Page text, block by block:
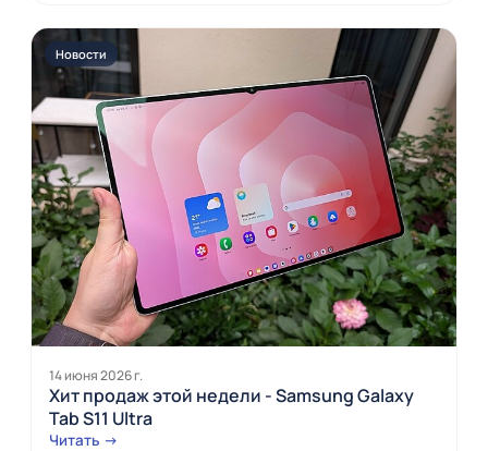
Новости
14 июня 2026 г.
Хит продаж этой недели - Samsung Galaxy
Tab S11 Ultra
Читать →